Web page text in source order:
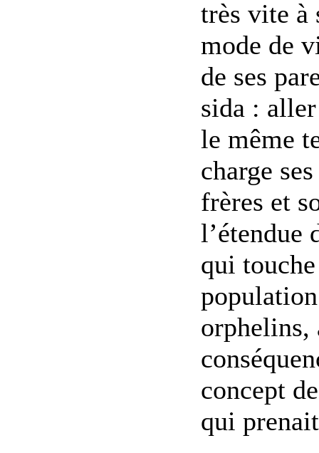
très vite à
mode de
de ses
sida :
le même
charge
frères et
l’étendue
qui
orphelins,
concept
qui